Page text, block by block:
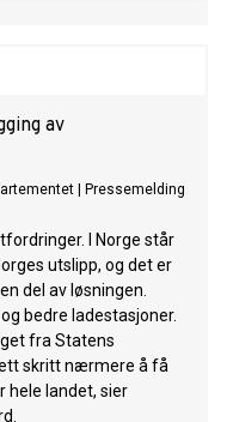
av
Pressemelding
I Norge står
utslipp, og det er
del av løsningen.
bedre ladestasjoner.
fra Statens
skritt nærmere å få
hele landet, sier